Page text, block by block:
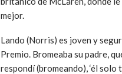
mejor.
Lando (Norris) es joven y
Premio. Bromeaba su padre,
respondí (bromeando), ‘él solo